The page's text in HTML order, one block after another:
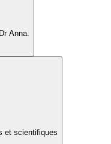
Anna.
et scientifiques